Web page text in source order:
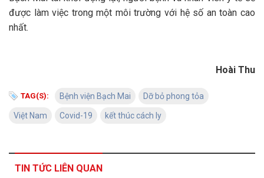
được làm việc trong một môi trường với hệ số an toàn cao
nhất.
Hoài Thu
TAG(S): Bệnh viện Bạch Mai Dỡ bỏ phong tỏa
Việt Nam Covid-19 kết thúc cách ly
TIN TỨC LIÊN QUAN